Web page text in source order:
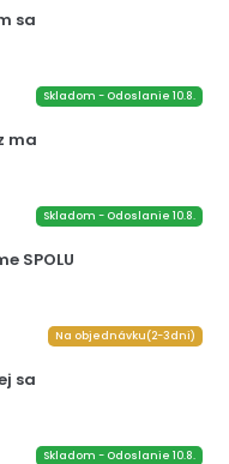
sa
Skladom - Odoslanie 10.8.
ma
Skladom - Odoslanie 10.8.
SPOLU
Na objednávku(2-3dni)
sa
Skladom - Odoslanie 10.8.